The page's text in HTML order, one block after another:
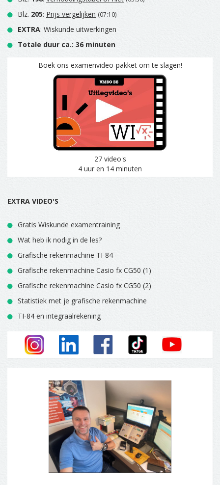
Blz. 205: Prijs vergelijken (07:10)
EXTRA: Wiskunde uitwerkingen
Totale duur ca.: 36 minuten
Boek ons examenvideo-pakket om te slagen!
27 video's
4 uur en 14 minuten
EXTRA VIDEO'S
Gratis Wiskunde examentraining
Wat heb ik nodig in de les?
Grafische rekenmachine TI-84
Grafische rekenmachine Casio fx CG50 (1)
Grafische rekenmachine Casio fx CG50 (2)
Statistiek met je grafische rekenmachine
TI-84 en integraalrekening